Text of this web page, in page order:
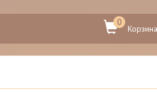
0
Корзина